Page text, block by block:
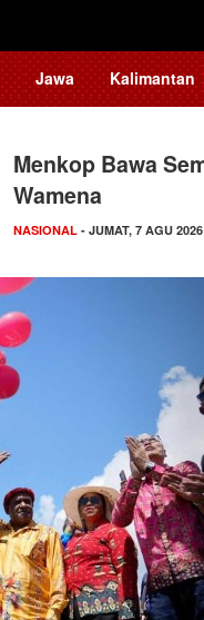
Jawa Kalimantan
Menkop Bawa
Wamena
NASIONAL - JUMAT, 7 AGU 2026
Tingkatkan Daya
Teknologi…
NASIONAL - JUMAT, 7 AGU 2026